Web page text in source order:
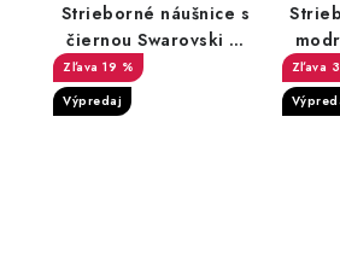
Strieborné náušnice s
čiernou Swarovski ®
perlou
19 %
Výpredaj